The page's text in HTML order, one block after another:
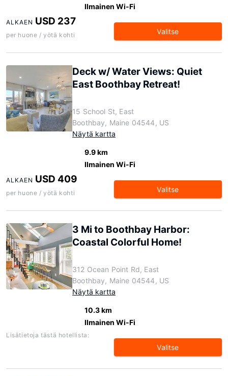
Ilmainen Wi-Fi
ALKAEN USD 237
per huone / yötä kohti Valitse
Deck w/ Water Views: Quiet
East Boothbay Retreat!
15 School St, East
Boothbay, Maine 04544, US
Näytä kartta
9.9 km
Ilmainen Wi-Fi
ALKAEN USD 409
per huone / yötä kohti Valitse
3 Mi to Boothbay Harbor:
Coastal Colorful Home!
312 Ocean Point Rd, East
Boothbay, Maine 04544, US
Näytä kartta
10.3 km
Ilmainen Wi-Fi
Lisätietoja tästä hotellista:
Valitse